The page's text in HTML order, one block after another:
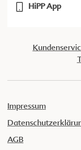
HiPP App
Impressum
AGB